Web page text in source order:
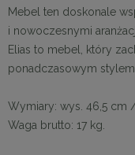
Mebel ten doskonale
i nowoczesnymi
Elias to mebel, który
ponadczasowym stylem.
Wymiary: wys. 46,5 cm
Waga brutto: 17 kg.